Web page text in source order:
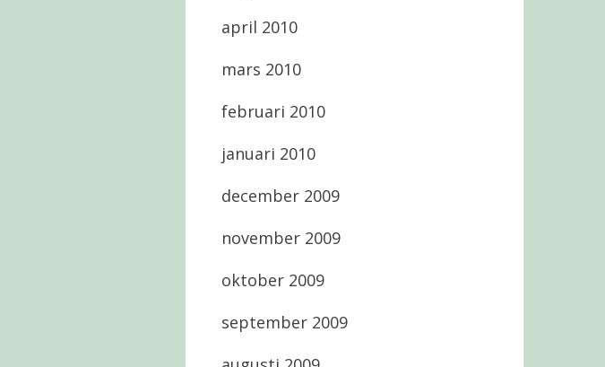
april 2010
mars 2010
februari 2010
januari 2010
december 2009
november 2009
oktober 2009
september 2009